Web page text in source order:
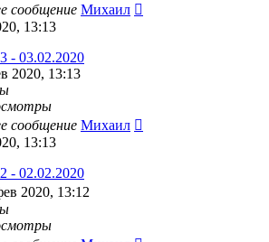
сообщение Михаил
13:13
- 03.02.2020
2020, 13:13
сообщение Михаил
13:13
- 02.02.2020
2020, 13:12